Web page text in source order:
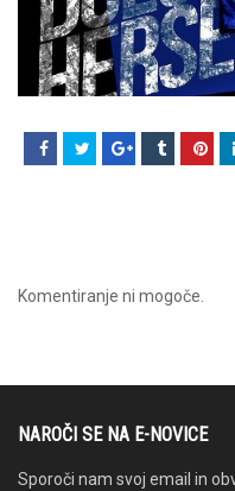
Komentiranje ni mogoče.
NAROČI SE NA E-NOVICE
Sporoči nam svoj email in